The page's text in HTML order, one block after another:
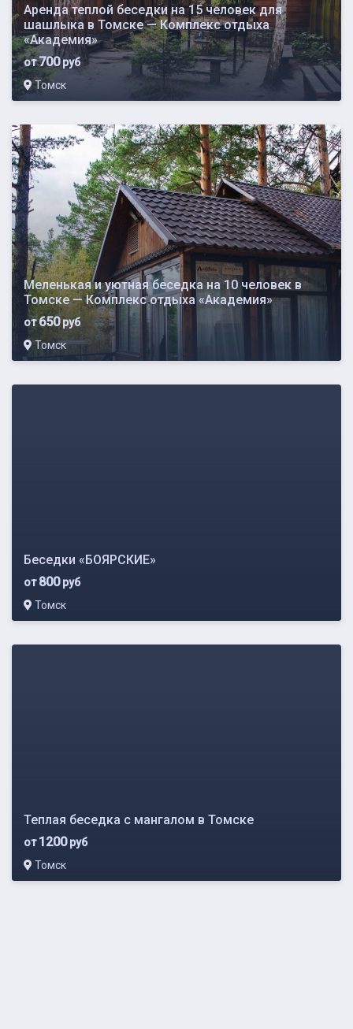
Аренда теплой беседки на 15 человек для
шашлыка в Томске — Комплекс отдыха
«Академия»
от700руб
Томск
Меленькая и уютная беседка на 10 человек в
Томске — Комплекс отдыха «Академия»
от650руб
Томск
Беседки «БОЯРСКИЕ»
от800руб
Томск
Теплая беседка с мангалом в Томске
от1200руб
Томск